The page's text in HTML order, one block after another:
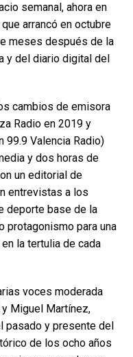
semanal, ahora en
arrancó en octubre
meses después de la
y del diario digital del
cambios de emisora
Radio en 2019 y
99.9 Valencia Radio)
y dos horas de
un editorial de
entrevistas a los
deporte base de la
protagonismo para una
la tertulia de cada
voces moderada
Miguel Martínez,
pasado y presente del
de los ocho años